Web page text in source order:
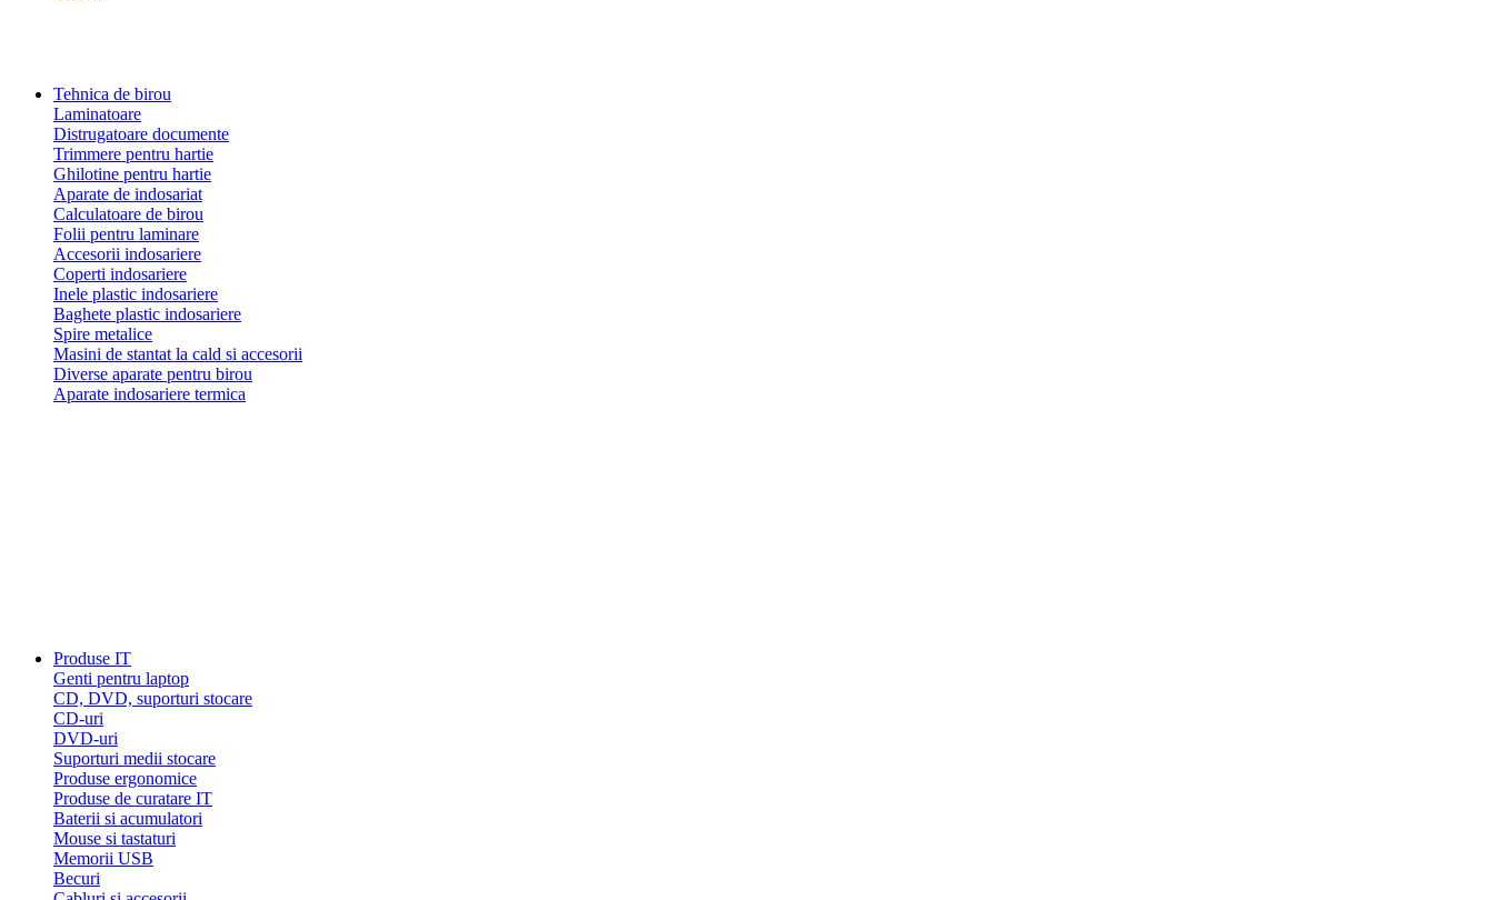
Tehnica de birou
Laminatoare
Distrugatoare documente
Trimmere pentru hartie
Ghilotine pentru hartie
Aparate de indosariat
Calculatoare de birou
Folii pentru laminare
Accesorii indosariere
Coperti indosariere
Inele plastic indosariere
Baghete plastic indosariere
Spire metalice
Masini de stantat la cald si accesorii
Diverse aparate pentru birou
Aparate indosariere termica
Produse IT
Genti pentru laptop
CD, DVD, suporturi stocare
CD-uri
DVD-uri
Suporturi medii stocare
Produse ergonomice
Produse de curatare IT
Baterii si acumulatori
Mouse si tastaturi
Memorii USB
Becuri